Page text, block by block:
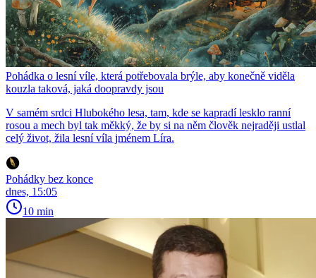
Pohádka o lesní víle, která potřebovala brýle, aby konečně viděla
kouzla taková, jaká doopravdy jsou
V samém srdci Hlubokého lesa, tam, kde se kapradí lesklo ranní
rosou a mech byl tak měkký, že by si na něm člověk nejraději ustlal
celý život, žila lesní víla jménem Líra.
Pohádky bez konce
dnes, 15:05
10 min